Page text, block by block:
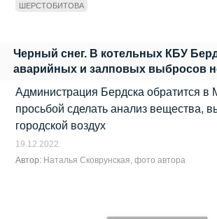
ШЕРСТОБИТОВА
Черный снег. В котельных КБУ
аварийных и залповых выбросов
Администрация Бердска обратится в
просьбой сделать анализ вещества,
городской воздух
19.12.2022
Автор: Наталья Сковрунская, фото автора